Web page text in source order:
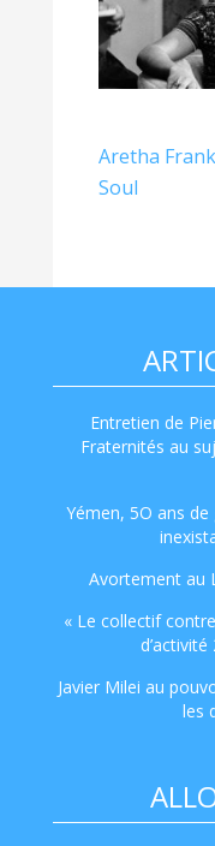
Aretha
Soul
Entretien de
Fraternités au
Yémen, 5O ans
Avortement au
« Le collectif
Javier Milei au
les